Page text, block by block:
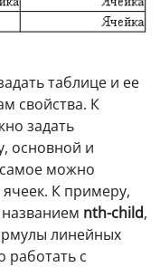
таблице и ее
свойства. К
задать
основной и
можно
ячеек. К примеру,
названием nth-child,
линейных
работать с